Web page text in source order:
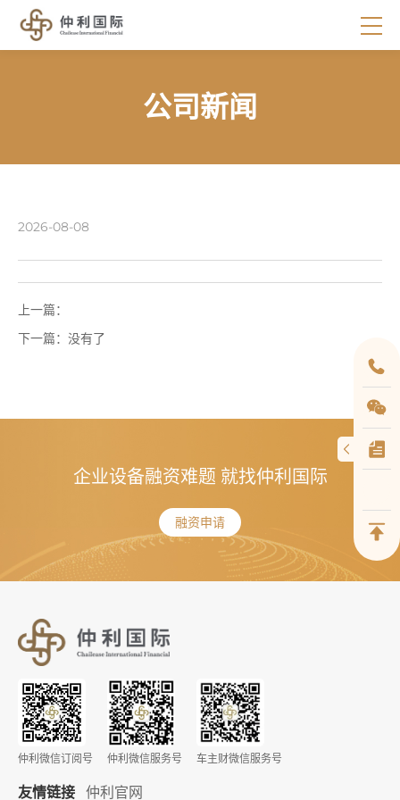
公司新闻
2026-08-08
上一篇：
下一篇： 没有了
企业设备融资难题 就找仲利国际
融资申请
仲利微信订阅号 仲利微信服务号 车主财微信服务号
友情链接 仲利官网